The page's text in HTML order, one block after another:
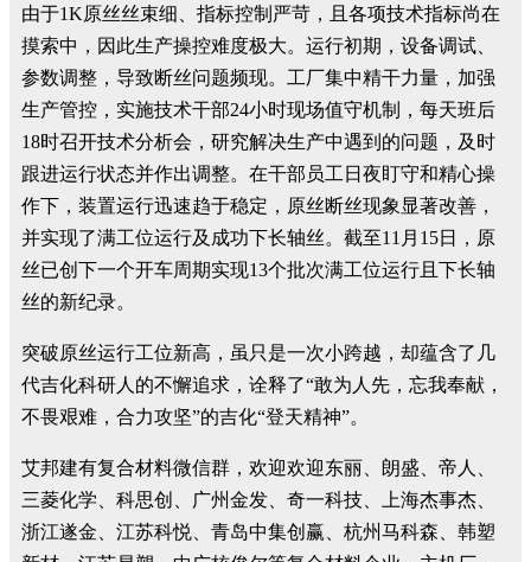
由于1K原丝丝束细、指标控制严苛，且各项技术指标尚在
摸索中，因此生产操控难度极大。运行初期，设备调试、
参数调整，导致断丝问题频现。工厂集中精干力量，加强
生产管控，实施技术干部24小时现场值守机制，每天班后
18时召开技术分析会，研究解决生产中遇到的问题，及时
跟进运行状态并作出调整。在干部员工日夜盯守和精心操
作下，装置运行迅速趋于稳定，原丝断丝现象显著改善，
并实现了满工位运行及成功下长轴丝。截至11月15日，原
丝已创下一个开车周期实现13个批次满工位运行且下长轴
丝的新纪录。
突破原丝运行工位新高，虽只是一次小跨越，却蕴含了几
代吉化科研人的不懈追求，诠释了“敢为人先，忘我奉献，
不畏艰难，合力攻坚”的吉化“登天精神”。
艾邦建有复合材料微信群，欢迎欢迎东丽、朗盛、帝人、
三菱化学、科思创、广州金发、奇一科技、上海杰事杰、
浙江遂金、江苏科悦、青岛中集创赢、杭州马科森、韩塑